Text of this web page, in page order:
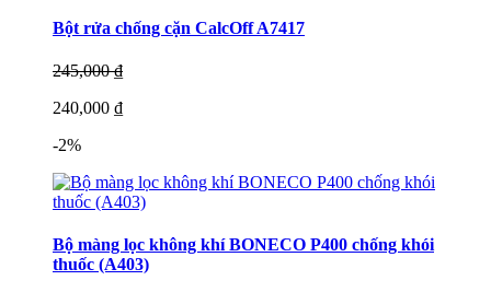
Bột rửa chống cặn CalcOff A7417
245,000 ₫
240,000 ₫
-2%
Bộ màng lọc không khí BONECO P400 chống khói
thuốc (A403)